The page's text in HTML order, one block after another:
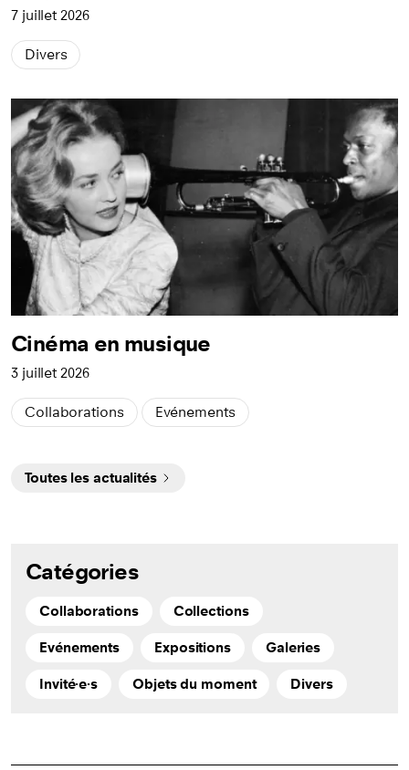
7 juillet 2026
Divers
Cinéma en musique
3 juillet 2026
Collaborations Evénements
Toutes les actualités
Catégories
Collaborations Collections
Evénements Expositions Galeries
Invité∙e∙s Objets du moment Divers